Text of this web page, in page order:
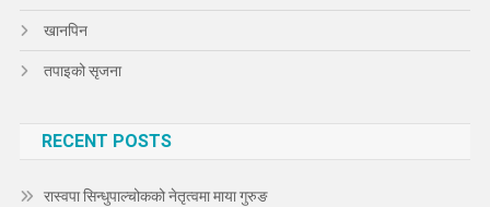
खानपिन
तपाइको सृजना
RECENT POSTS
रास्वपा सिन्धुपाल्चोकको नेतृत्वमा माया गुरुङ